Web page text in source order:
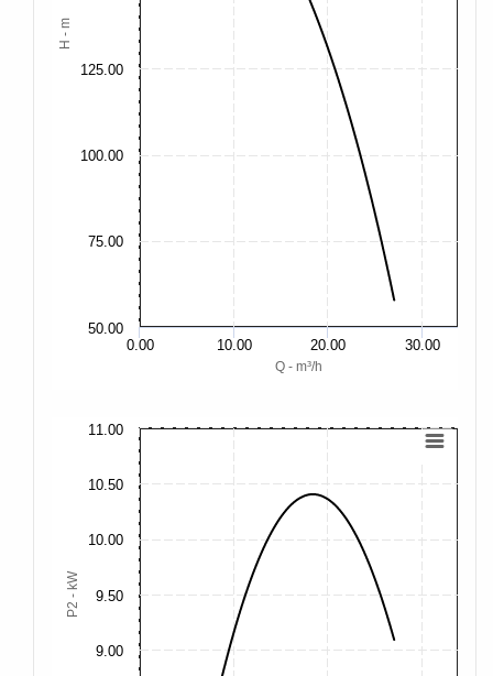
Q - m³/h
H - m
0.00 20.00
10.00 30.00
50.00
75.00
100.00
125.00
P2 - kW
9.00
9.50
10.00
10.50
11.00